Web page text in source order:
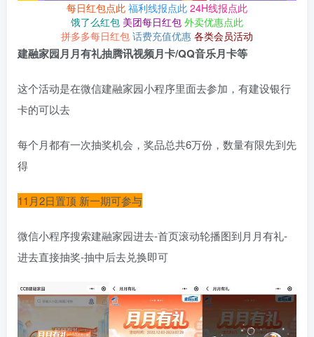
每日红包点此 福利线报点此 24H线报点此
饿了么红包 美团每日红包 外卖优惠点此
拼多多每日红包 话费充值优惠 各类会员活动
建融家园月月有礼抽腾讯视频月卡/QQ音乐月卡等
这个活动是在微信建融家园小程序里面去参加，有建设银行
卡的可以去
每个月都有一次抽奖机会，奖品总共6万份，数量有限先到先
得
11月2日置顶 新一期可参与
微信小程序搜索建融家园进去-首页滚动轮播图到月月有礼-
进去直接抽奖-抽中后去兑换即可